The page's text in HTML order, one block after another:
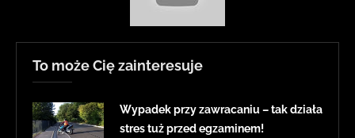
To może Cię zainteresuje
Wypadek przy zawracaniu – tak działa
stres tuż przed egzaminem!